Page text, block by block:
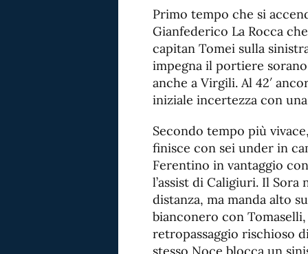
Primo tempo che si
Gianfederico La Rocca
capitan Tomei sulla
impegna il portiere
anche a Virgili. Al 42′
iniziale incertezza con
Secondo tempo più
finisce con sei under in
Ferentino in vantaggio
l’assist di Caligiuri. Il Sora
distanza, ma manda alto
bianconero con
retropassaggio rischioso